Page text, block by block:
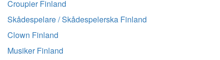
Croupier Finland
Skådespelare / Skådespelerska Finland
Clown Finland
Musiker Finland